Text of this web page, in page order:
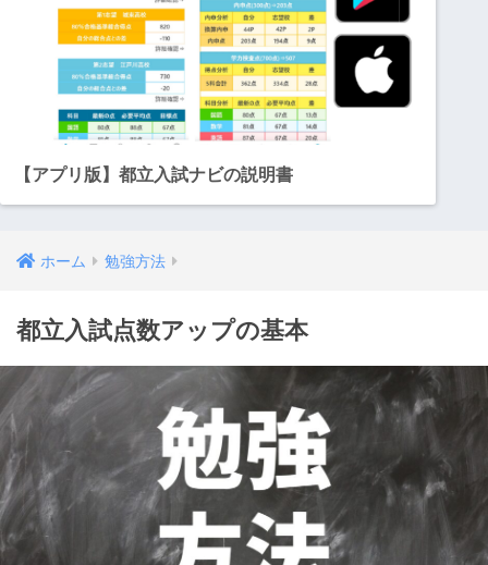
【アプリ版】都立入試ナビの説明書
ホーム 勉強方法
都立入試点数アップの基本